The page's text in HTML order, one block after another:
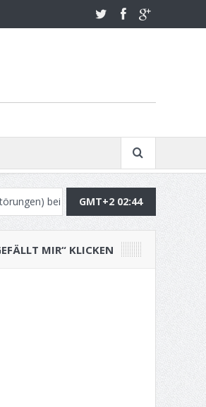
ab 60 Dein Haar in 6
GMT+2 02:44
MIR“ KLICKEN